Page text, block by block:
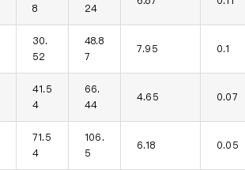
8 24
30.
52
48.8
7
7.95 0.1
41.5
4
66.
44
4.65 0.07
71.5
4
106.
5
6.18 0.05